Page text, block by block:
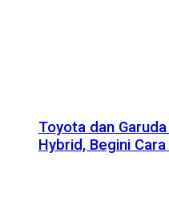
Toyota dan
Hybrid, Begini